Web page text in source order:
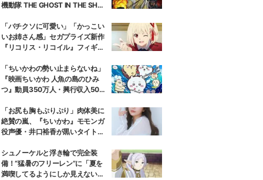
機動隊 THE GHOST IN THE SHEL
「バチクソに可愛い」「かっこい
いお姉さん感」セガプライズ新作
『リコリス・リコイル』フィギュ
「ちいかわの勢い止まらないね」
『映画ちいかわ 人魚の島のひみ
つ』動員350万人・興行収入50億
「お尻も胸もぷりぷり」肉体美に
絶賛の嵐、『ちいかわ』モモンガ
役声優・井口裕香が黒いタイトウ
シュノーケルと浮き輪で完全装
備！“猛暑のフリーレン”に「夏を
満喫してるようにしか見えない」